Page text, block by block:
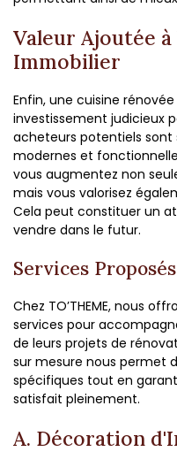
Valeur Ajoutée
Immobilier
Enfin, une cuisine
investissement judicieux
acheteurs potentiels sont
modernes et
vous augmentez non
mais vous valorisez
Cela peut constituer un
vendre dans le futur.
Services
Chez TO’THEME, nous
services pour
de leurs projets de
sur mesure nous permet
spécifiques tout en
satisfait pleinement.
A. Décoration